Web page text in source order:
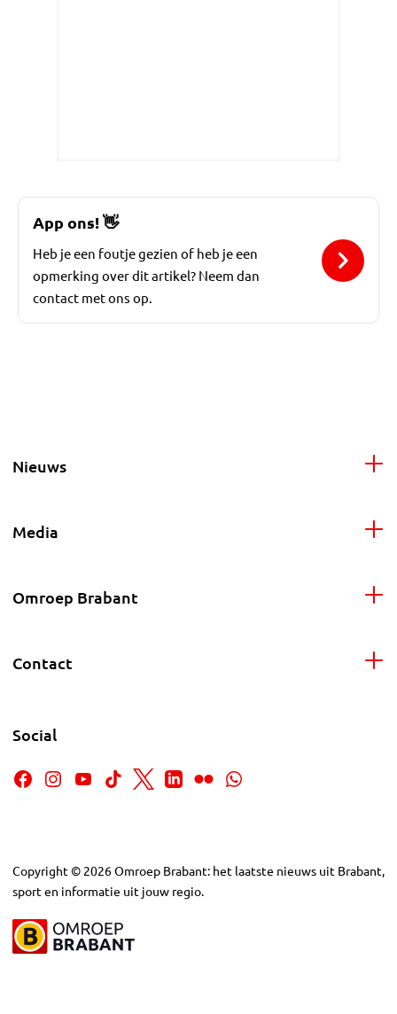
App ons!👋
Heb je een foutje gezien of heb je een
opmerking over dit artikel? Neem dan
contact met ons op.
Nieuws
Media
Omroep Brabant
Contact
Social
Copyright © 2026Omroep Brabant: het laatste nieuws uit Brabant,
sport en informatie uit jouw regio.